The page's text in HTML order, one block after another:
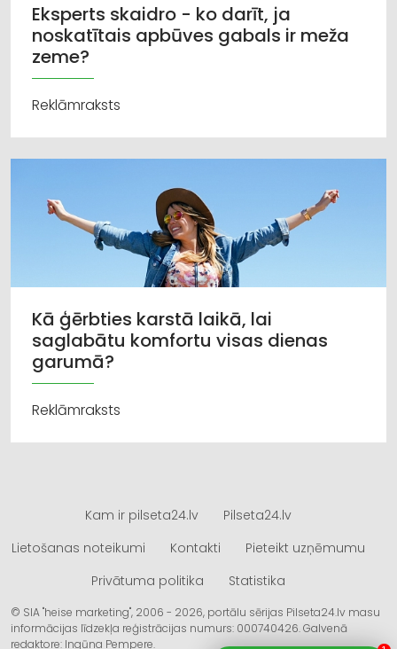
Eksperts skaidro - ko darīt, ja
noskatītais apbūves gabals ir meža
zeme?
Reklāmraksts
Kā ģērbties karstā laikā, lai
saglabātu komfortu visas dienas
garumā?
Reklāmraksts
Kam ir pilseta24.lv
Pilseta24.lv
Lietošanas noteikumi
Kontakti
Pieteikt uzņēmumu
Privātuma politika
Statistika
© SIA "heise marketing", 2006 - 2026, portālu sērijas Pilseta24.lv masu
informācijas līdzekļa reģistrācijas numurs: 000740426. Galvenā
redaktore: Ingūna Pempere.